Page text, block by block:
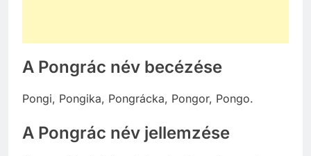
A Pongrác név becézése
Pongi, Pongika, Pongrácka, Pongor, Pongo.
A Pongrác név jellemzése